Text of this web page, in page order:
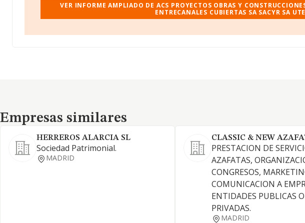
VER INFORME AMPLIADO DE ACS PROYECTOS OBRAS Y
ENTRECANALES CUBIERTAS SA SACYR SA
Empresas similares
Empresas similares
HERREROS ALARCIA SL
Sociedad Patrimonial.
MADRID
CLASSIC & NEW
PRESTACION DE
AZAFATAS,
CONGRESOS,
COMUNICACION A
ENTIDADES PUBLICAS O
PRIVADAS.
MADRID